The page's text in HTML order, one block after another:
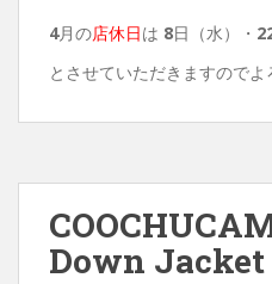
4月の店休日は 8日（水）・
とさせていただきますのでよ
Down Jacket